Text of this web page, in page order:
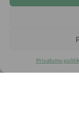
Privatumo